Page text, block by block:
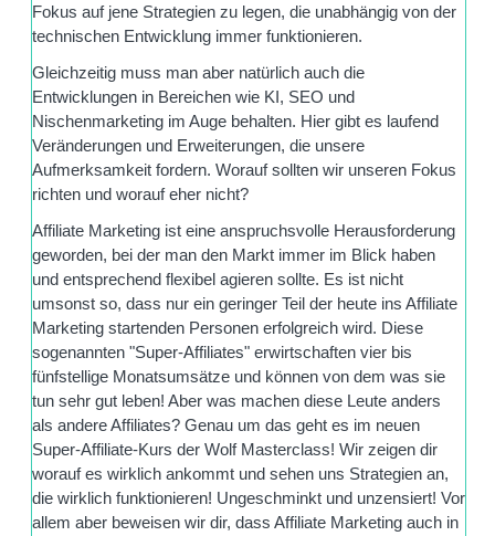
Fokus auf jene Strategien zu legen, die unabhängig von der
technischen Entwicklung immer funktionieren.
Gleichzeitig muss man aber natürlich auch die
Entwicklungen in Bereichen wie KI, SEO und
Nischenmarketing im Auge behalten. Hier gibt es laufend
Veränderungen und Erweiterungen, die unsere
Aufmerksamkeit fordern. Worauf sollten wir unseren Fokus
richten und worauf eher nicht?
Affiliate Marketing ist eine anspruchsvolle Herausforderung
geworden, bei der man den Markt immer im Blick haben
und entsprechend flexibel agieren sollte. Es ist nicht
umsonst so, dass nur ein geringer Teil der heute ins Affiliate
Marketing startenden Personen erfolgreich wird. Diese
sogenannten "Super-Affiliates" erwirtschaften vier bis
fünfstellige Monatsumsätze und können von dem was sie
tun sehr gut leben! Aber was machen diese Leute anders
als andere Affiliates? Genau um das geht es im neuen
Super-Affiliate-Kurs der Wolf Masterclass! Wir zeigen dir
worauf es wirklich ankommt und sehen uns Strategien an,
die wirklich funktionieren! Ungeschminkt und unzensiert! Vor
allem aber beweisen wir dir, dass Affiliate Marketing auch in